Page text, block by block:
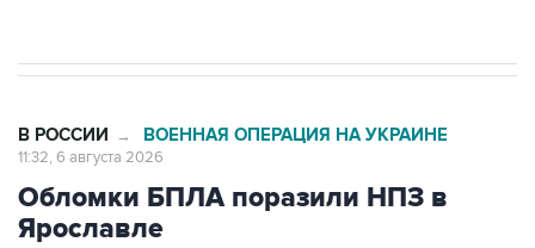
В РОССИИ → ВОЕННАЯ ОПЕРАЦИЯ НА УКРАИНЕ
11:32, 6 августа 2026
Обломки БПЛА поразили НПЗ в
Ярославле